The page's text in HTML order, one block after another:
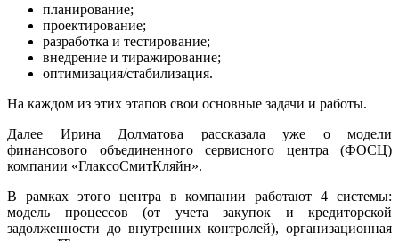
планирование;
проектирование;
разработка и тестирование;
внедрение и тиражирование;
оптимизация/стабилизация.
На каждом из этих этапов свои основные задачи и работы.
Далее Ирина Долматова рассказала уже о модели
финансового объединенного сервисного центра (ФОСЦ)
компании «ГлаксоСмитКляйн».
В рамках этого центра в компании работают 4 системы:
модель процессов (от учета закупок и кредиторской
задолженности до внутренних контролей), организационная